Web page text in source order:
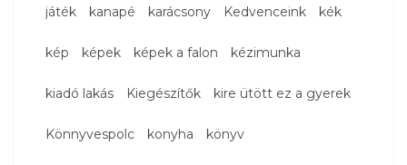
játék kanapé karácsony Kedvenceink kék
kép képek képek a falon kézimunka
kiadó lakás Kiegészítők kire ütött ez a gyerek
Könnyvespolc konyha könyv